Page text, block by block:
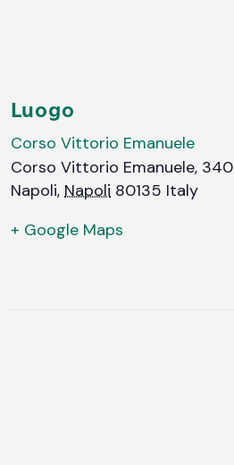
Luogo
Corso Vittorio Emanuele
Corso Vittorio Emanuele, 340
Napoli, Napoli 80135 Italy
+ Google Maps